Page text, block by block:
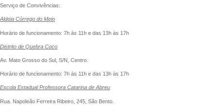
Serviço de Convivências:
Aldeia Córrego do Meio
Horário de funcionamento: 7h às 11h e das 13h às 17h
Distrito de Quebra Coco
Av. Mato Grosso do Sul, S/N, Centro.
Horário de funcionamento: 7h às 11h e das 13h às 17h
Escola Estadual Professora Catarina de Abreu
Rua. Napoleão Ferreira Ribeiro, 245, São Bento.